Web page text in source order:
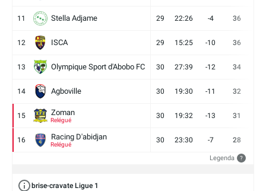
11 Stella Adjame 29 22:26 -4 36
12 ISCA 29 15:25 -10 36
13 Olympique Sport d'Abobo FC 30 27:39 -12 34
14 Agboville 30 19:30 -11 32
15 Zoman
Relégué
30 19:32 -13 31
16 Racing D'abidjan
Relégué
30 23:30 -7 28
Legenda ?
brise-cravate Ligue 1